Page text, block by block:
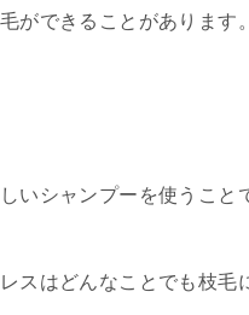
ができることがあります。
いシャンプーを使うこと
スはどんなことでも枝毛